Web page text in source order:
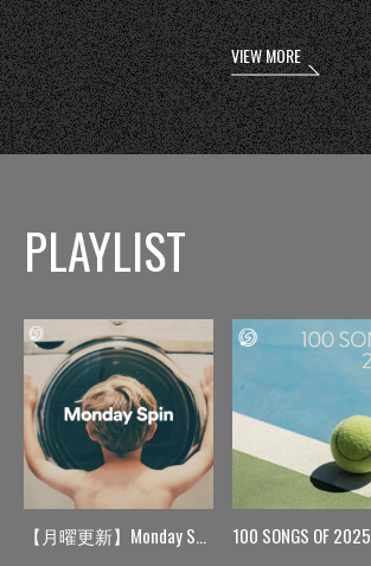
VIEW MORE
PLAYLIST
【月曜更新】Monday Spin 100 SONGS OF 2025